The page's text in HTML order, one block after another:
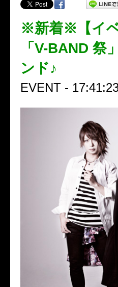
※新着※【イ
「V-BAND 祭
ンド♪
EVENT -